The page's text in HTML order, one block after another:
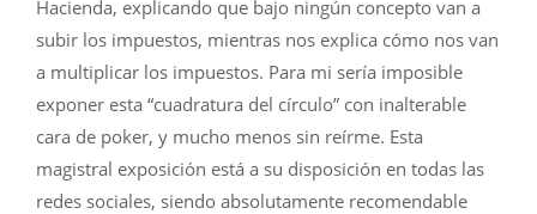
Hacienda, explicando que bajo ningún concepto van a
subir los impuestos, mientras nos explica cómo nos van
a multiplicar los impuestos. Para mi sería imposible
exponer esta “cuadratura del círculo” con inalterable
cara de poker, y mucho menos sin reírme. Esta
magistral exposición está a su disposición en todas las
redes sociales, siendo absolutamente recomendable